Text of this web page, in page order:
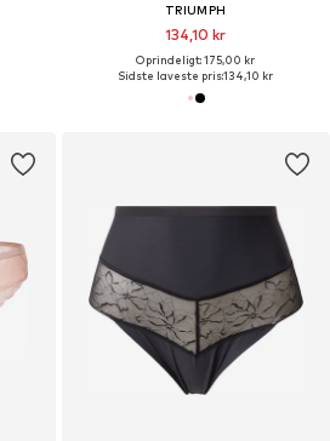
TRIUMPH
134,10 kr
Oprindeligt: 175,00 kr
Sidste laveste pris:134,10 kr